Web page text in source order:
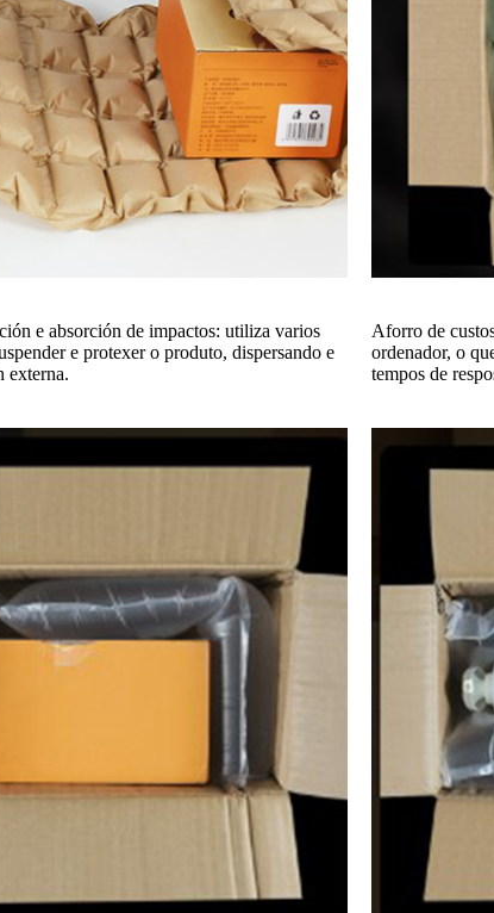
e absorción de impactos: utiliza varios
e protexer o produto, dispersando e
externa.
Aforro de
ordenador, o
tempos de